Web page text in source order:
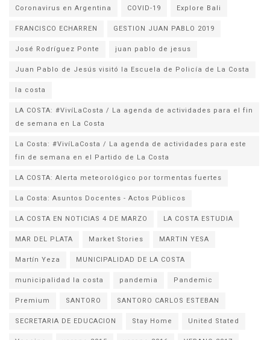
Coronavirus en Argentina COVID-19
Explore Bali
FRANCISCO ECHARREN
GESTION JUAN PABLO 2019
José Rodríguez Ponte
juan pablo de jesus
la costa
LA COSTA: #VivíLaCosta / La agenda de actividades para el fin
de semana en La Costa
La Costa: #VivíLaCosta / La agenda de actividades para este
fin de semana en el Partido de La Costa
LA COSTA: Alerta meteorológico por tormentas fuertes
La Costa: Asuntos Docentes - Actos Públicos
LA COSTA EN NOTICIAS 4 DE MARZO
LA COSTA ESTUDIA
MAR DEL PLATA
Market Stories
MARTIN YESA
Martín Yeza
MUNICIPALIDAD DE LA COSTA
municipalidad la costa
pandemia
Pandemic
Premium
SANTORO
SANTORO CARLOS ESTEBAN
SECRETARIA DE EDUCACION
Stay Home
United Stated